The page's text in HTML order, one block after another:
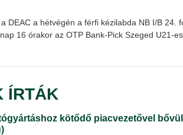
DEAC a hétvégén a férfi kézilabda NB I/B 24.
16 órakor az OTP Bank-Pick Szeged U21-
ÍRTÁK
kötődő piacvezetővel